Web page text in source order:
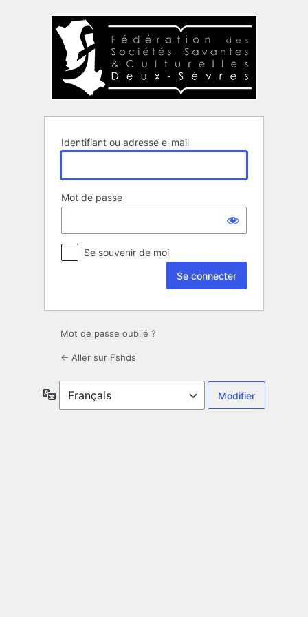
connecter
Identifiant ou adresse e-mail
Mot de passe
Se souvenir de moi
Mot de passe oublié ?
← Aller sur Fshds
Langue